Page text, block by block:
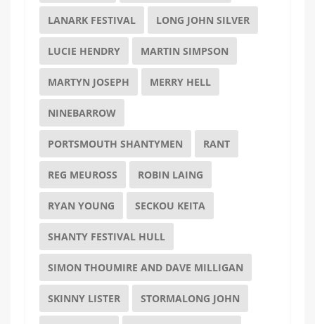
LANARK FESTIVAL LONG JOHN SILVER
LUCIE HENDRY MARTIN SIMPSON
MARTYN JOSEPH MERRY HELL
NINEBARROW
PORTSMOUTH SHANTYMEN RANT
REG MEUROSS ROBIN LAING
RYAN YOUNG SECKOU KEITA
SHANTY FESTIVAL HULL
SIMON THOUMIRE AND DAVE MILLIGAN
SKINNY LISTER STORMALONG JOHN